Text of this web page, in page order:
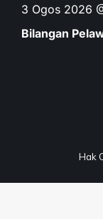
3 Ogos 2026
Bilangan
Hak